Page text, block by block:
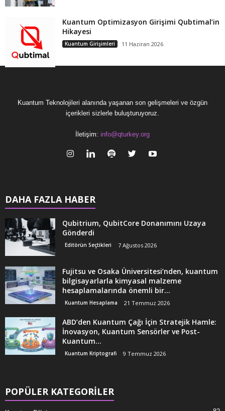
Kuantum Optimizasyon Girişimi Qubtimal’in
Hikayesi
Kuantum Girişimleri 11 Haziran 2026
Kuantum Teknolojileri alanında yaşanan son gelişmeleri ve özgün
içerikleri sizlerle buluşturuyoruz.
İletişim: info@qturkey.org
DAHA FAZLA HABER
Qubitrium, QubitCore Donanımını Uzaya
Gönderdi
Editörün Seçtikleri 7 Ağustos 2026
Fujitsu ve Osaka Üniversitesi’nden, kuantum
bilgisayarlarla kimyasal malzeme
hesaplamalarında önemli bir...
Kuantum Hesaplama 21 Temmuz 2026
ABD’den Kuantum Çağı İçin Stratejik Hamle:
İnovasyon, Kuantum Sensörler ve Post-
Kuantum...
Kuantum Kriptografi 9 Temmuz 2026
POPÜLER KATEGORİLER